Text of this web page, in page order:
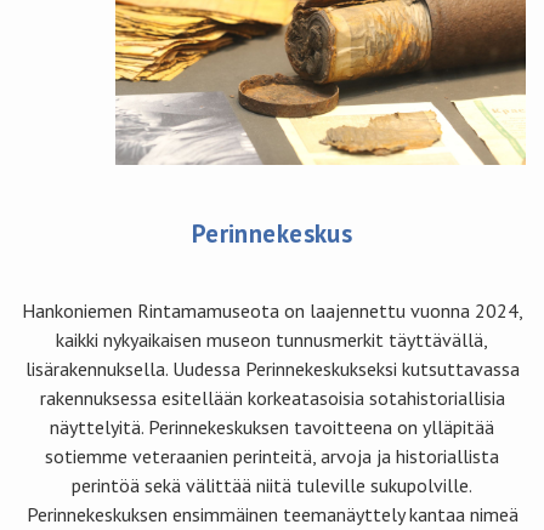
Perinnekeskus
Hankoniemen Rintamamuseota on laajennettu vuonna 2024,
kaikki nykyaikaisen museon tunnusmerkit täyttävällä,
lisärakennuksella. Uudessa Perinnekeskukseksi kutsuttavassa
rakennuksessa esitellään korkeatasoisia sotahistoriallisia
näyttelyitä. Perinnekeskuksen tavoitteena on ylläpitää
sotiemme veteraanien perinteitä, arvoja ja historiallista
perintöä sekä välittää niitä tuleville sukupolville.
Perinnekeskuksen ensimmäinen teemanäyttely kantaa nimeä